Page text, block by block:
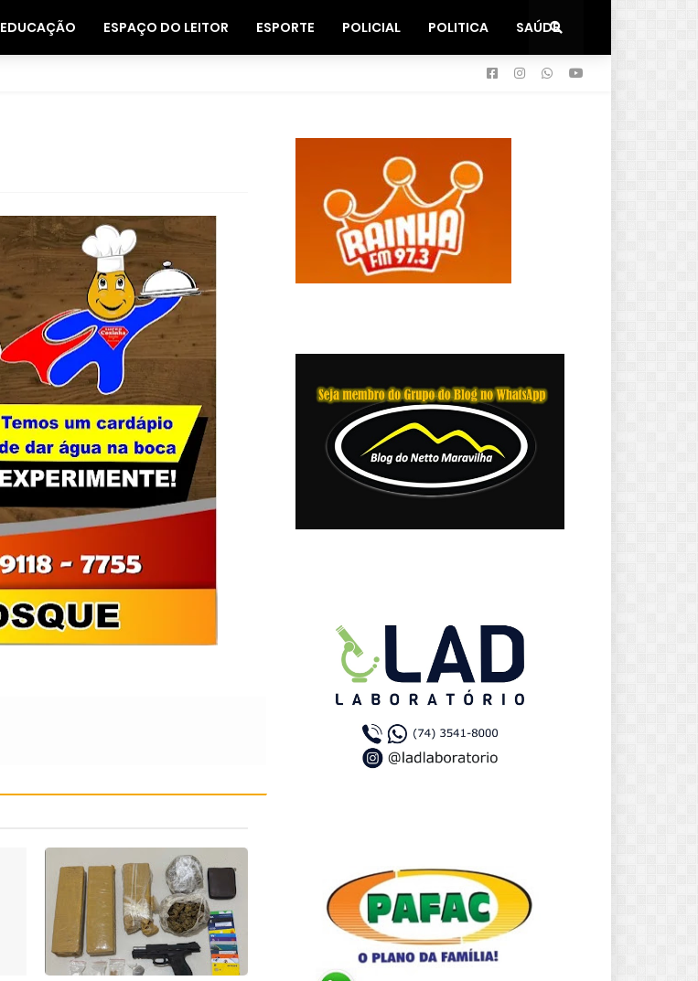
EDUCAÇÃO ESPAÇO DO LEITOR ESPORTE POLICIAL POLITICA SAÚDE